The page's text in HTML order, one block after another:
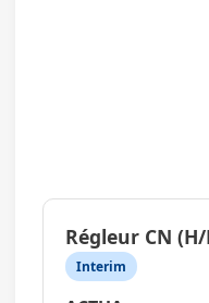
Régleur CN (H/
Interim